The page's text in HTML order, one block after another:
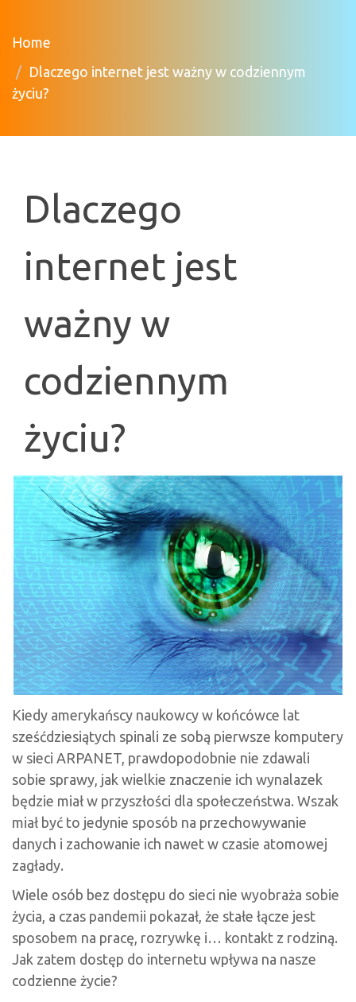
Home
Dlaczego internet jest ważny w codziennym
życiu?
Dlaczego
internet jest
ważny w
codziennym
życiu?
Kiedy amerykańscy naukowcy w końcówce lat
sześćdziesiątych spinali ze sobą pierwsze komputery
w sieci ARPANET, prawdopodobnie nie zdawali
sobie sprawy, jak wielkie znaczenie ich wynalazek
będzie miał w przyszłości dla społeczeństwa. Wszak
miał być to jedynie sposób na przechowywanie
danych i zachowanie ich nawet w czasie atomowej
zagłady.
Wiele osób bez dostępu do sieci nie wyobraża sobie
życia, a czas pandemii pokazał, że stałe łącze jest
sposobem na pracę, rozrywkę i… kontakt z rodziną.
Jak zatem dostęp do internetu wpływa na nasze
codzienne życie?